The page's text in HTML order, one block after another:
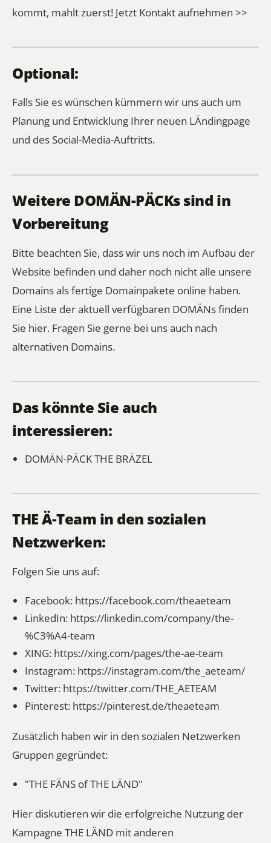
kommt, mahlt zuerst! Jetzt Kontakt aufnehmen >>
Optional:
Falls Sie es wünschen kümmern wir uns auch um
Planung und Entwicklung Ihrer neuen LÄndingpage
und des Social-Media-Auftritts.
Weitere DOMÄN-PÄCKs sind in
Vorbereitung
Bitte beachten Sie, dass wir uns noch im Aufbau der
Website befinden und daher noch nicht alle unsere
Domains als fertige Domainpakete online haben.
Eine Liste der aktuell verfügbaren DOMÄNs finden
Sie hier. Fragen Sie gerne bei uns auch nach
alternativen Domains.
Das könnte Sie auch
interessieren:
DOMÄN-PÄCKTHE BRÄZEL
THE Ä-Team in den sozialen
Netzwerken:
Folgen Sie uns auf:
Facebook: https://facebook.com/theaeteam
LinkedIn: https://linkedin.com/company/the-
%C3%A4-team
XING: https://xing.com/pages/the-ae-team
Instagram: https://instagram.com/the_aeteam/
Twitter: https://twitter.com/THE_AETEAM
Pinterest: https://pinterest.de/theaeteam
Zusätzlich haben wir in den sozialen Netzwerken
Gruppen gegründet:
"THE FÄNS of THE LÄND"
Hier diskutieren wir die erfolgreiche Nutzung der
Kampagne THE LÄND mit anderen